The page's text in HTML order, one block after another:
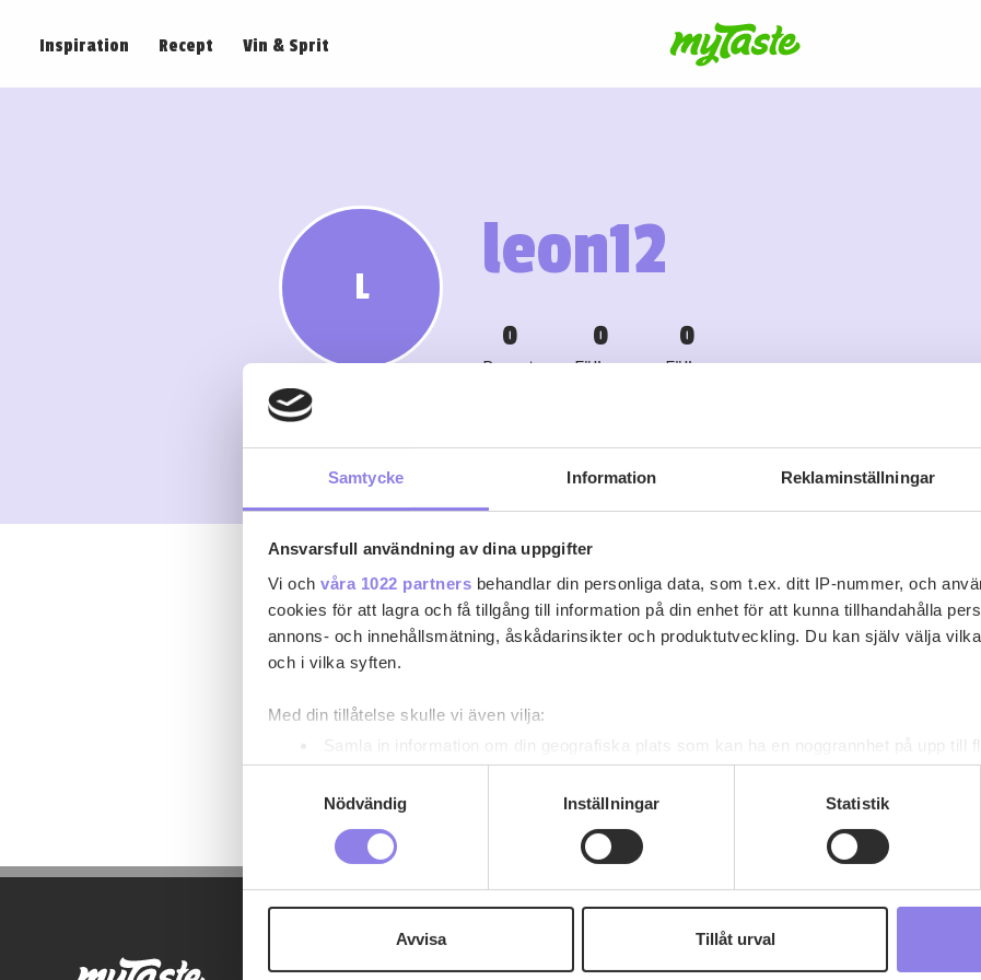
Samtycke Information Reklaminställningar
Ansvarsfull användning av dina uppgifter
Vi och våra 1022 partners behandlar din personliga data, som t.ex. ditt IP-nummer, och
cookies för att lagra och få tillgång till information på din enhet för att kunna tillhandahålla
annons- och innehållsmätning, åskådarinsikter och produktutveckling. Du kan själv välja
och i vilka syften.
Med din tillåtelse skulle vi även vilja:
Samla in information om din geografiska plats som kan ha en noggrannhet på upp till
Identifiera din enhet genom att aktivt skanna den för specifika kännetecken
Ta reda på mer om hur dina personliga uppgifter behandlas och ställ in dina preferenser i
eller dra tillbaka ditt samtycke när som helst från cookie-förklaringen.
eller äldre. Genom att besöka webbplatsen intygar du att du är 25 år eller äldre.
Nödvändig
Inställningar Statistik
Avvisa Tillåt urval
Inspiration Recept Vin & Sprit
L leon12
0
Recept
0
Följare
0
Följer
leon12 har inga recept ännu